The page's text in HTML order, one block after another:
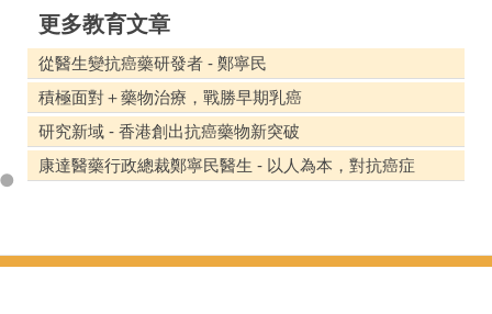
更多教育文章
從醫生變抗癌藥研發者 - 鄭寧民
積極面對＋藥物治療，戰勝早期乳癌
研究新域 - 香港創出抗癌藥物新突破
康達醫藥行政總裁鄭寧民醫生 - 以人為本，對抗癌症